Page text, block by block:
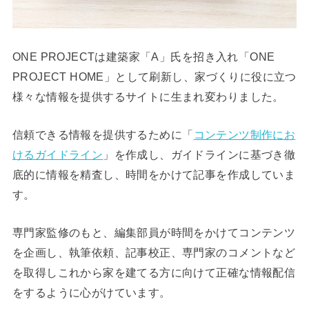
ONE PROJECTは建築家「A」氏を招き入れ「ONE
PROJECT HOME」として刷新し、家づくりに役に立つ
様々な情報を提供するサイトに生まれ変わりました。
信頼できる情報を提供するために「 コンテンツ制作にお
けるガイドライン 」を作成し、ガイドラインに基づき徹
底的に情報を精査し、時間をかけて記事を作成していま
す。
専門家監修のもと、編集部員が時間をかけてコンテンツ
を企画し、執筆依頼、記事校正、専門家のコメントなど
を取得しこれから家を建てる方に向けて正確な情報配信
をするように心がけています。